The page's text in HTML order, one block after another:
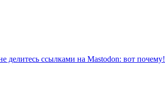
делитесь ссылками на Mastodon: вот почему!